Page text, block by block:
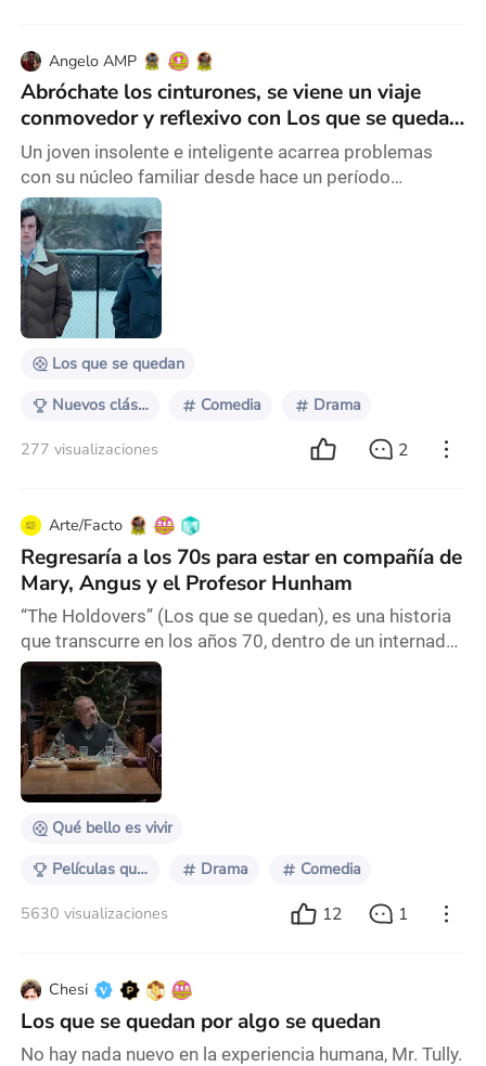
Angelo AMP
Abróchate los cinturones, se viene un viaje
conmovedor y reflexivo con Los que se quedan
(2023).
Un joven insolente e inteligente acarrea problemas
con su núcleo familiar desde hace un período
prolongado, mas, un acaecimiento imprevisto en su
centro estudiantil guiado por un enseñante
cascarrabias trastocará como nunca antes su
existencia… Los que se quedan… es la cinta que
analizaré próximamente… síganme a esta particular
travesía suscitada en la década setentera. La jornada
del viernes pude
Los que se quedan
Nuevos clásicos de 2020 Comedia Drama
277 visualizaciones 2
Arte/Facto
Regresaría a los 70s para estar en compañía de
Mary, Angus y el Profesor Hunham
“The Holdovers” (Los que se quedan), es una historia
que transcurre en los años 70, dentro de un internado
de estudiantes privilegiados en Nueva Inglaterra,
Estados Unidos. Es el momento de las vacaciones de
final de año. Paul Hunham (interpretado por Paul
Giamatti), es un profesor malhumorado de historia
que queda encargado de cuidar a unos alumnos que
no tienen donde pasar las festividades. Entr
Qué bello es vivir
Películas que volverías a ver Drama Comedia
5630 visualizaciones 12 1
Chesi
Los que se quedan por algo se quedan
No hay nada nuevo en la experiencia humana, Mr. Tully.